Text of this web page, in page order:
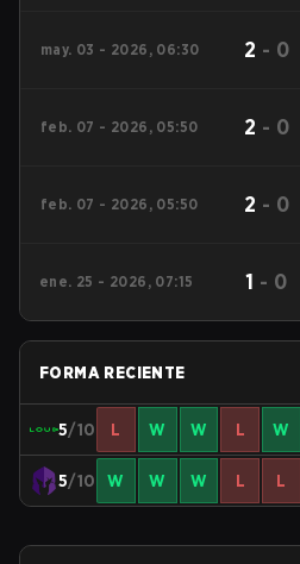
may. 03 - 2026, 06:30 2 - 0
feb. 07 - 2026, 05:50 2 - 0
feb. 07 - 2026, 05:50 2 - 0
ene. 25 - 2026, 07:15 1 - 0
FORMA RECIENTE
5/10 L W W L W
5/10 W W W L L